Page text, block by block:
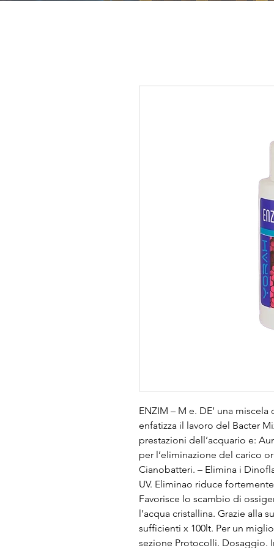
ENZIM – M e. DE’ una
enfatizza il lavoro del Bacter
prestazioni dell’acquario e:
per l’eliminazione del carico
Cianobatteri. – Elimina i
UV. Eliminao riduce
Favorisce lo scambio di
l’acqua cristallina. Grazie alla
sufficienti x 100lt. Per un
sezione Protocolli. Dosaggio.